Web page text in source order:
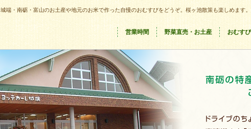
城端・南砺・富山のお土産や地元のお米で作った自慢のおむすびをどうぞ。桜ヶ池散策も楽しめます
営業時間 野菜直売・お土産 おむす